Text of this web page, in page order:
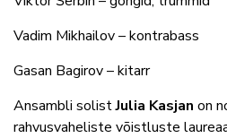
Vadim Mikhailov – kontrabass
Gasan Bagirov – kitarr
Ansambli solistJulia Kasjan on
rahvusvaheliste võistluste